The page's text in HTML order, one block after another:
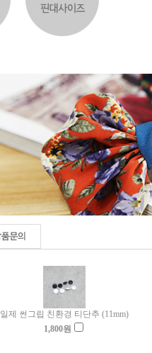
일제 썬그립 친환경 티단추 (11mm)
1,800원